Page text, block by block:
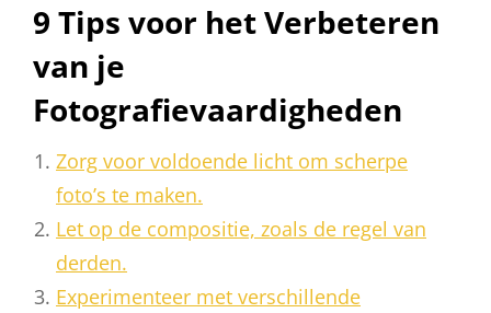
9 Tips voor het Verbeteren
van je
Fotografievaardigheden
Zorg voor voldoende licht om scherpe
foto’s te maken.
Let op de compositie, zoals de regel van
derden.
Experimenteer met verschillende